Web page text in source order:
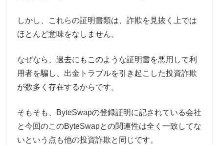
しかし、これらの証明書類は、詐欺を見抜く上では
ほとんど意味をなしません。
なぜなら、過去にもこのような証明書を悪用して利
用者を騙し、出金トラブルを引き起こした投資詐欺
が数多く存在するからです。
そもそも、ByteSwapの登録証明に記されている会社
と今回のこのByteSwapとの関連性は全く一致してな
いという点も他の投資詐欺と同じです。